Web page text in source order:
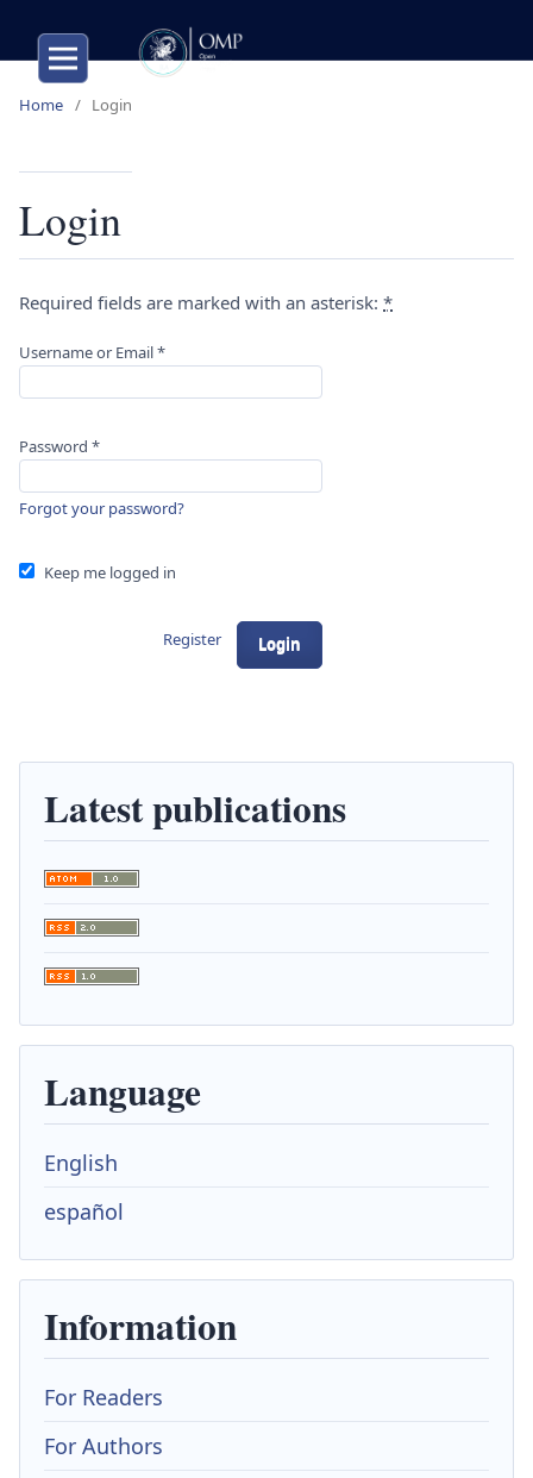
Home / Login
Login
Required fields are marked with an asterisk: *
Username or Email*
Password *
Forgot your password?
Keep me logged in
Login
Register
Latest publications
Language
English
español
Information
For Readers
For Authors